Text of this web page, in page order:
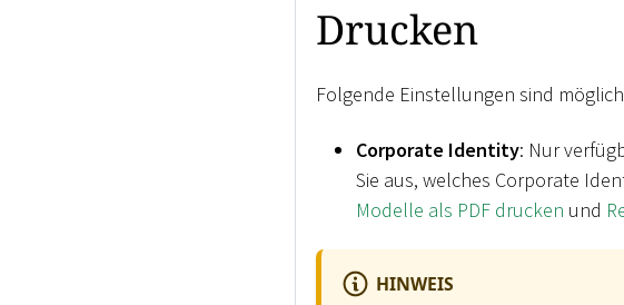
Drucken
Folgende Einstellungen sind
Corporate Identity: Nur
Sie aus, welches Corporate
Modelle als PDF drucken und
HINWEIS